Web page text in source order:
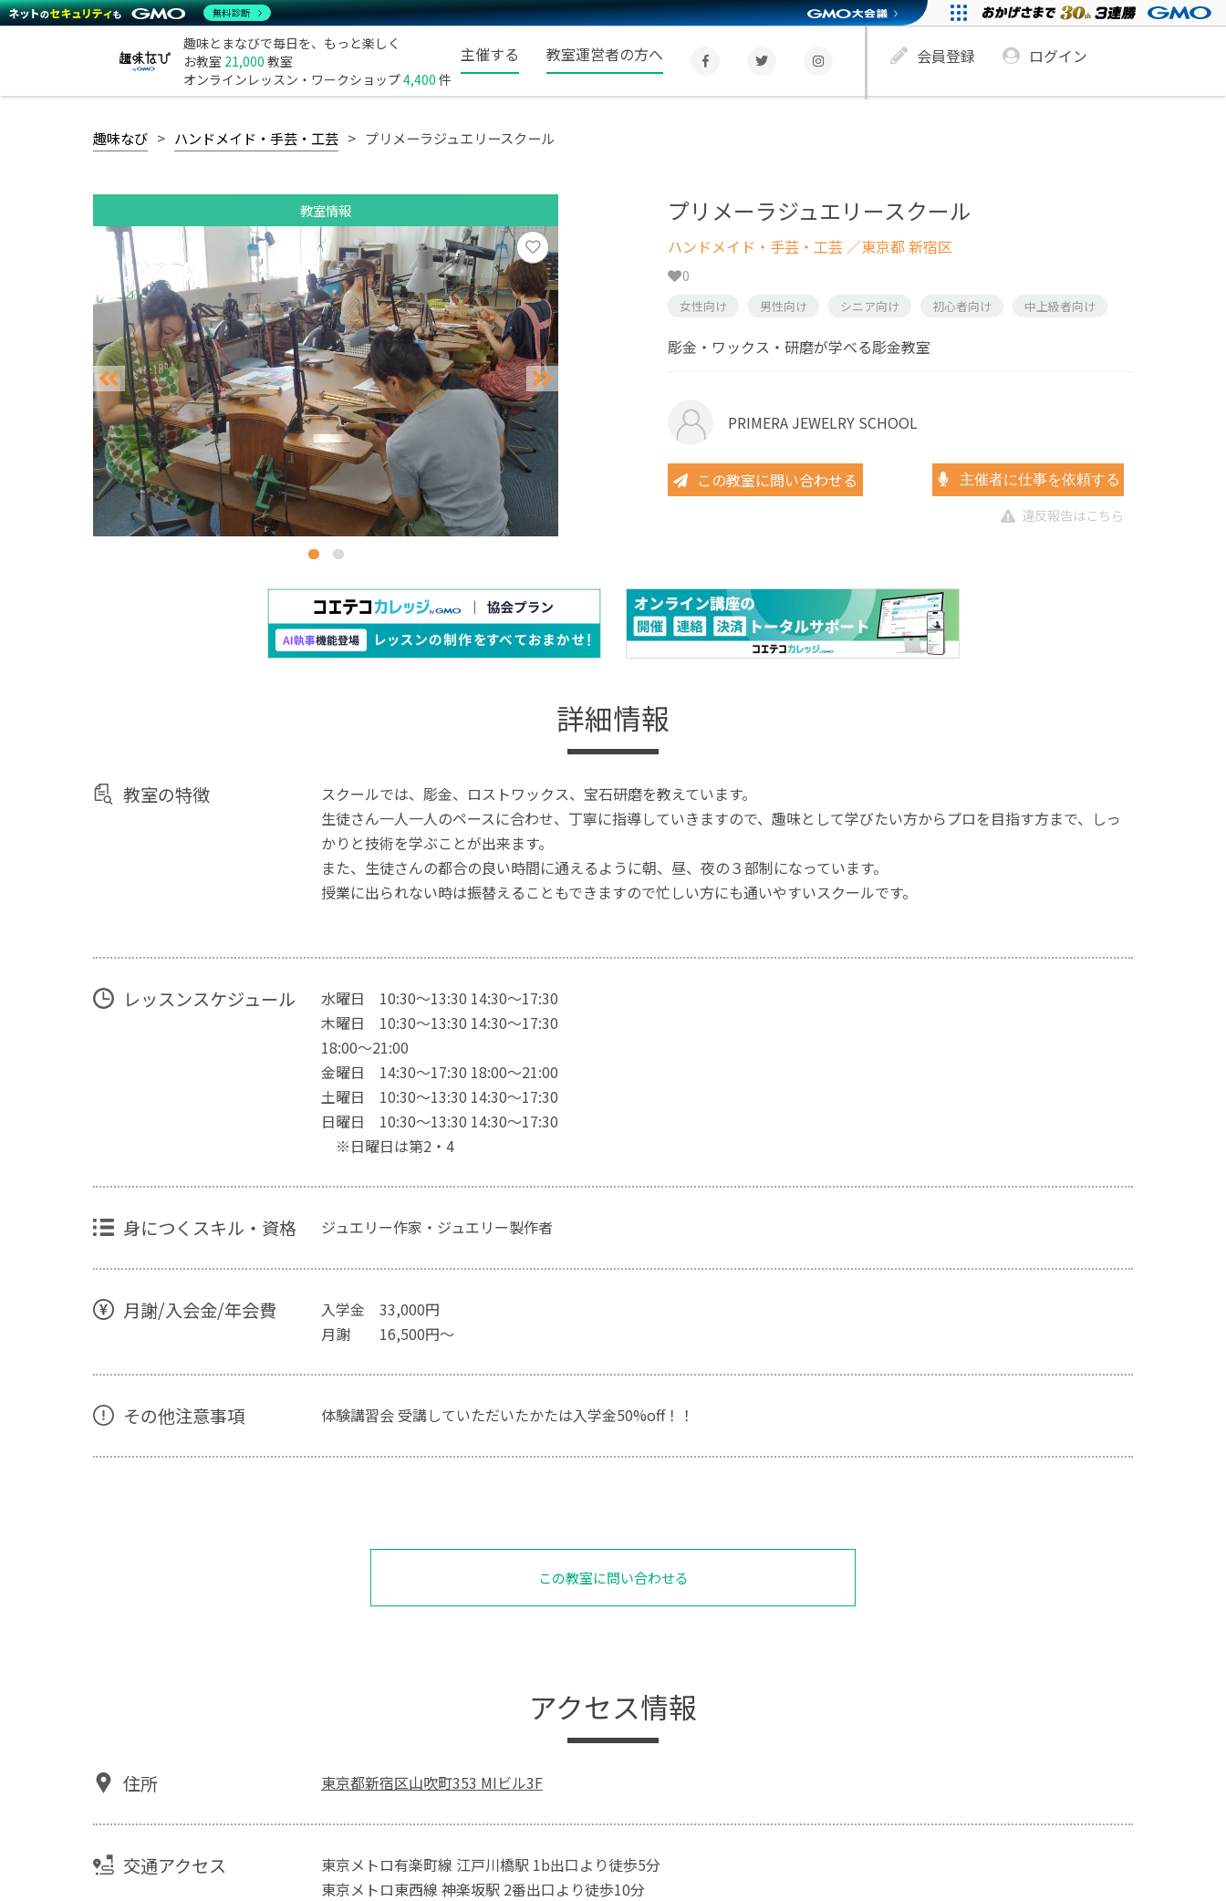
趣味とまなびで毎日を、もっと楽しく
お教室 21,000 教室
オンラインレッスン・ワークショップ4,400 件
主催する 教室運営者の方へ 会員登録 ログイン
趣味なび ハンドメイド・手芸・工芸 プリメーラジュエリースクール
教室情報 プリメーラジュエリースクール
ハンドメイド・手芸・工芸 ／東京都 新宿区
0
女性向け 男性向け シニア向け 初心者向け 中上級者向け
彫金・ワックス・研磨が学べる彫金教室
PRIMERA JEWELRY SCHOOL
この教室に問い合わせる 主催者に仕事を依頼する
違反報告はこちら
詳細情報
教室の特徴
スクールでは、彫金、ロストワックス、宝石研磨を教えています。
生徒さん一人一人のペースに合わせ、丁寧に指導していきますので、趣味として学びたい方からプロを目指す方まで、しっ
かりと技術を学ぶことが出来ます。
また、生徒さんの都合の良い時間に通えるように朝、昼、夜の３部制になっています。
授業に出られない時は振替えることもできますので忙しい方にも通いやすいスクールです。
レッスンスケジュール
水曜日 10:30〜13:30 14:30〜17:30
木曜日 10:30〜13:30 14:30〜17:30
18:00〜21:00
金曜日 14:30〜17:30 18:00〜21:00
土曜日 10:30〜13:30 14:30〜17:30
日曜日 10:30〜13:30 14:30〜17:30
※日曜日は第2・4
身につくスキル・資格 ジュエリー作家・ジュエリー製作者
月謝/入会金/年会費
入学金 33,000円
月謝 16,500円〜
その他注意事項 体験講習会 受講していただいたかたは入学金50%off！！
この教室に問い合わせる
アクセス情報
住所 東京都新宿区山吹町353 MIビル3F
交通アクセス
東京メトロ有楽町線 江戸川橋駅 1b出口より徒歩5分
東京メトロ東西線 神楽坂駅 2番出口より徒歩10分
無料診断